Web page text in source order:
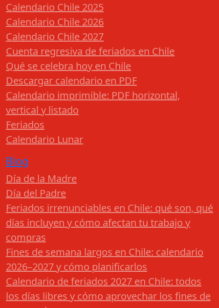
Calendario Chile 2025
Calendario Chile 2026
Calendario Chile 2027
Cuenta regresiva de feriados en Chile
Qué se celebra hoy en Chile
Descargar calendario en PDF
Calendario imprimible: PDF horizontal,
vertical y listado
Feriados
Calendario Lunar
Blog
Día de la Madre
Día del Padre
Feriados irrenunciables en Chile: qué son, qué
días incluyen y cómo afectan tu trabajo y
compras
Fines de semana largos en Chile: calendario
2026–2027 y cómo planificarlos
Calendario de feriados 2027 en Chile: todos
los días libres y cómo aprovechar los fines de